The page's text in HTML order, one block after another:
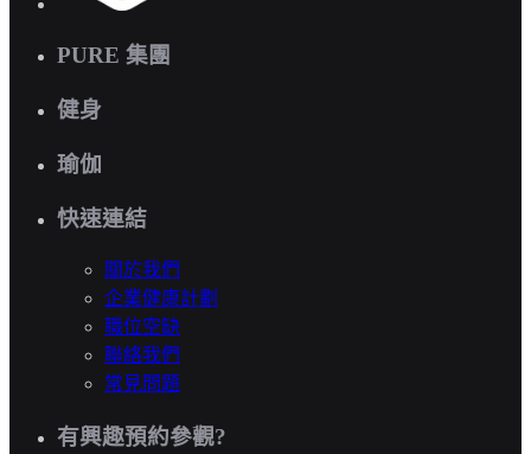
PURE 集團
健身
瑜伽
快速連結
關於我們
企業健康計劃
職位空缺
聯絡我們
常見問題
有興趣預約參觀?